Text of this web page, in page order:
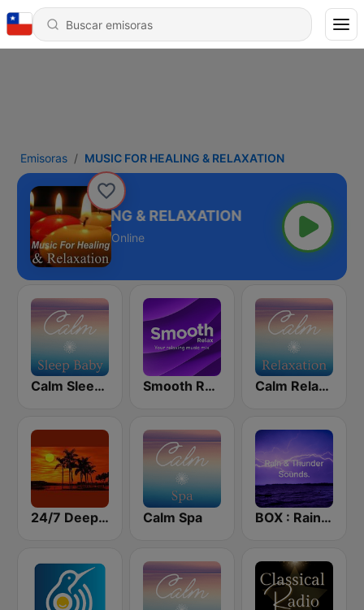
Emisoras MUSIC FOR HEALING & RELAXATION
FOR HEALING & RELAXATION
Online
Calm Sleep Baby Smooth Relax Calm Relaxation
24/7 Deep Sleep Music Relaxing Music Insomnia Sleep Relaxing Music Study Sleep Meditation Calm Spa BOX : Rain & Thunder Sounds